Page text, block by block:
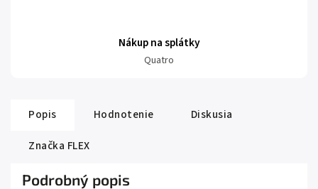
Nákup na splátky
Quatro
Popis Hodnotenie
Diskusia
Značka FLEX
Podrobný popis